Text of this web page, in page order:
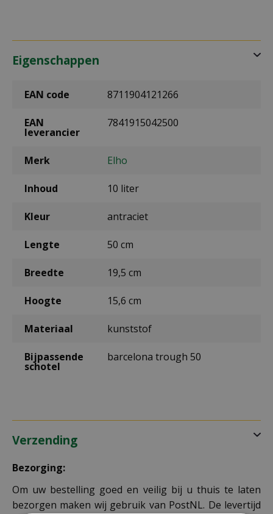
Eigenschappen
EAN code 8711904121266
EAN
leverancier
7841915042500
Merk Elho
Inhoud 10 liter
Kleur antraciet
Lengte 50 cm
Breedte 19,5 cm
Hoogte 15,6 cm
Materiaal kunststof
Bijpassende
schotel
barcelona trough 50
Verzending
Bezorging:
Om uw bestelling goed en veilig bij u thuis te laten
bezorgen maken wij gebruik van PostNL. De levertijd